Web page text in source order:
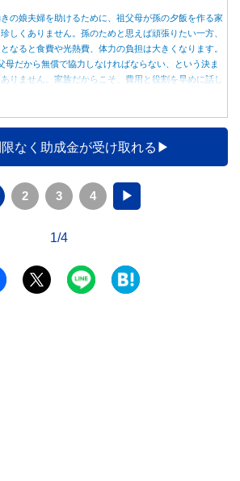
の娘夫婦を助けるために、祖父母が孫の夕飯を作る家
珍しくありません。孫のためと思えば頑張りたい一方、
なると食費や光熱費、体力の負担は大きくなります。
母だから無償で協力しなければならない、という決ま
ありません。家族だからこそ、費用と役割を早めに話し
なく助成金が受け取れる
2 3 4 ▶
1/4